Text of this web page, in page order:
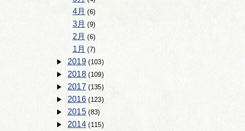
4月 (6)
3月 (9)
2月 (6)
1月 (7)
2019(103)
2018(109)
2017 (135)
2016(123)
2015(83)
2014(115)